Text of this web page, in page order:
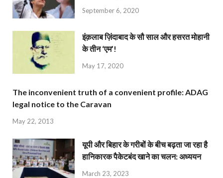
September 6, 2020
इंक़लाब ज़िंदाबाद के सौ साल और हसरत मोहानी
के तीन ‘एम’!
May 17, 2020
The inconvenient truth of a convenient profile: ADAG
legal notice to the Caravan
May 22, 2013
यूपी और बिहार के गरीबों के बीच बढ़ता जा रहा है
हानिकारक पैकेटबंद खाने का चलन: अध्ययन
March 23, 2023